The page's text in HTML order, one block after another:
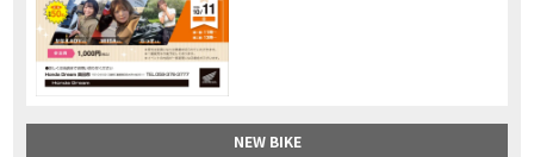
MOVIE 【CB650R E-Clutch】X-ADVでDCTに5年乗った私が素直にレビュー｜Honda X-ADV
MOVIE 【カブでアクセル全開】女性ライダーで耐久レース参戦！レースだけじゃないサーキットの楽しみ方|Honda supercub
MOVIE 【新型X-ADV】最初のカスタムはこれ！ガラスコーティングもしちゃいました|Honda X-ADV
三重県下 Honda Dream4店舗にて新春キャンペーンを開催
NEW BIKE